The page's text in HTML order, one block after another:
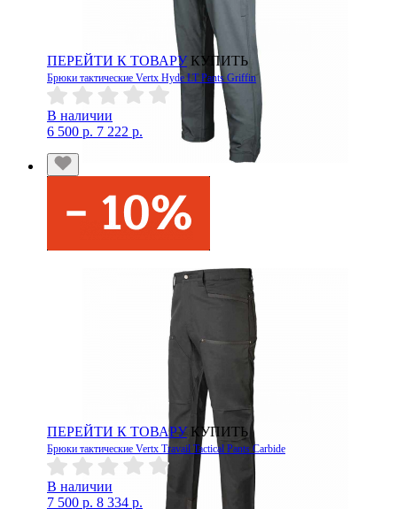
ПЕРЕЙТИ К ТОВАРУ КУПИТЬ
Брюки тактические Vertx Hyde LT Pants Griffin
В наличии
6 500 р. 7 222 р.
ПЕРЕЙТИ К ТОВАРУ КУПИТЬ
Брюки тактические Vertx Travail Tactical Pants Carbide
В наличии
7 500 р. 8 334 р.